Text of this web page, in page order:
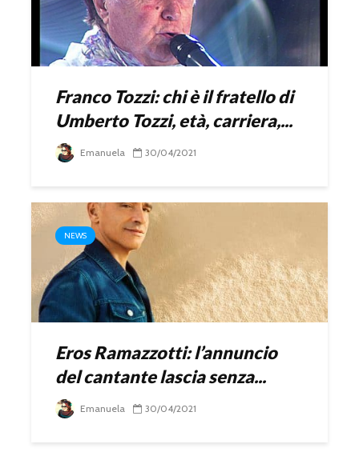
Franco Tozzi: chi è il fratello di
Umberto Tozzi, età, carriera,...
Emanuela 30/04/2021
NEWS
Eros Ramazzotti: l’annuncio
del cantante lascia senza...
Emanuela 30/04/2021